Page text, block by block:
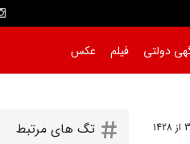
دولتی فیلم عکس
تگ های مرتبط